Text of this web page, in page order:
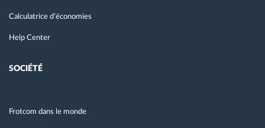
Calculatrice d’économies
Help Center
SOCIÉTÉ
Frotcom dans le monde